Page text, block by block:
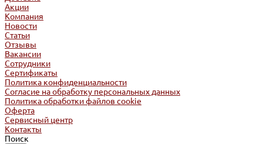
Акции
Компания
Новости
Статьи
Отзывы
Вакансии
Сотрудники
Сертификаты
Политика конфиденциальности
Согласие на обработку персональных данных
Политика обработки файлов cookie
Оферта
Сервисный центр
Контакты
Поиск